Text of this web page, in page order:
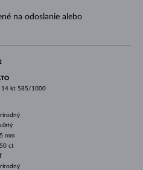
na odoslanie alebo
14 kt 585/1000
5 mm
ct